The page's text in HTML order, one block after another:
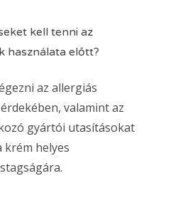
kell tenni az
használata előtt?
az allergiás
valamint az
gyártói utasításokat
krém helyes